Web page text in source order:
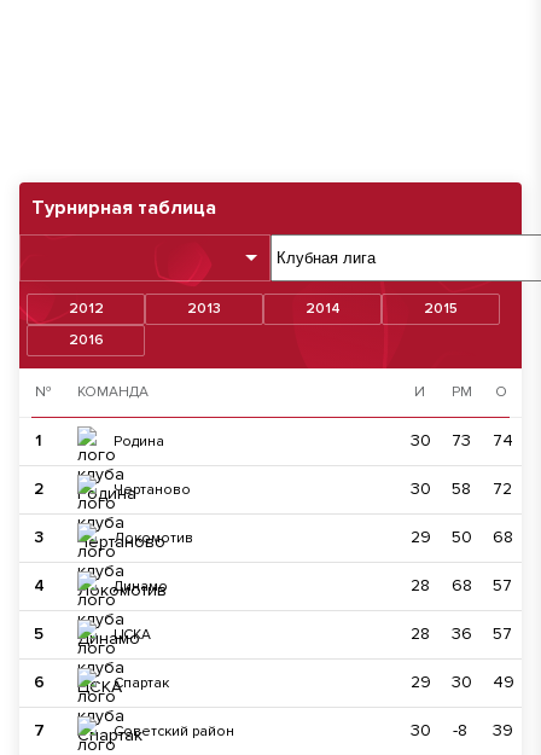
Турнирная таблица
2012 2013 2014
2015
2016
№ КОМАНДА И РМ О
1 Родина 30 73 74
2 Чертаново 30 58 72
3 Локомотив 29 50 68
4 Динамо 28 68 57
5 ЦСКА 28 36 57
6 Спартак 29 30 49
7 Советский район 30 -8 39